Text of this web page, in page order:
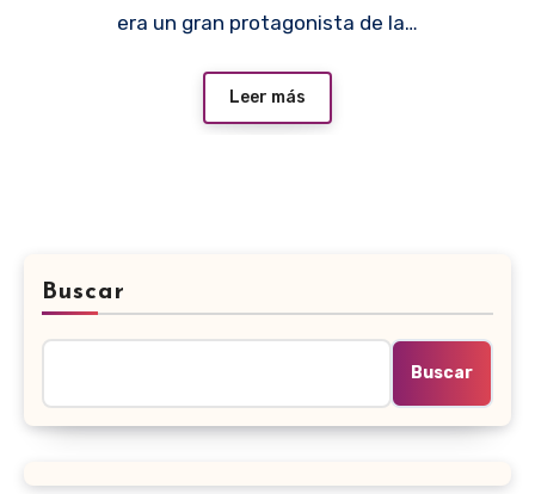
era un gran protagonista de la…
Leer más
Buscar
Buscar